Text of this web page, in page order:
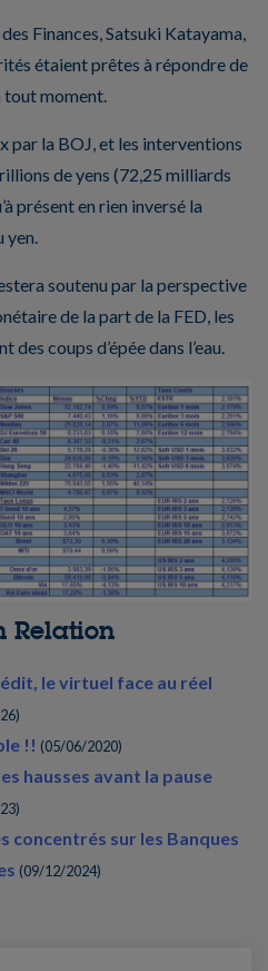
Finances, Satsuki Katayama,
étaient prêtes à répondre de
tout moment.
par la BOJ, et les interventions
de yens (72,25 milliards
présent en rien inversé la
yen.
soutenu par la perspective
de la part de la FED, les
coups d’épée dans l’eau.
Relation
le virtuel face au réel
)
!! (05/06/2020)
hausses avant la pause
)
concentrés sur les Banques
(09/12/2024)